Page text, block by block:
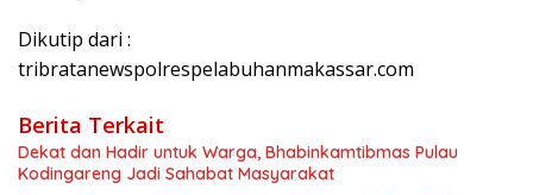
Dikutip dari :
tribratanewspolrespelabuhanmakassar.com
Berita Terkait
Dekat dan Hadir untuk Warga, Bhabinkamtibmas Pulau
Kodingareng Jadi Sahabat Masyarakat